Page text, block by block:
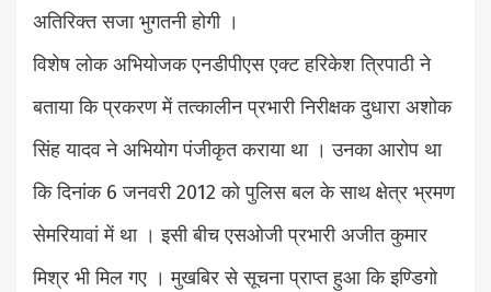
अतिरिक्त सजा भुगतनी होगी ।
विशेष लोक अभियोजक एनडीपीएस एक्ट हरिकेश त्रिपाठी ने
बताया कि प्रकरण में तत्कालीन प्रभारी निरीक्षक दुधारा अशोक
सिंह यादव ने अभियोग पंजीकृत कराया था । उनका आरोप था
कि दिनांक 6 जनवरी 2012 को पुलिस बल के साथ क्षेत्र भ्रमण
सेमरियावां में था । इसी बीच एसओजी प्रभारी अजीत कुमार
मिश्र भी मिल गए । मुखबिर से सूचना प्राप्त हुआ कि इण्डिगो